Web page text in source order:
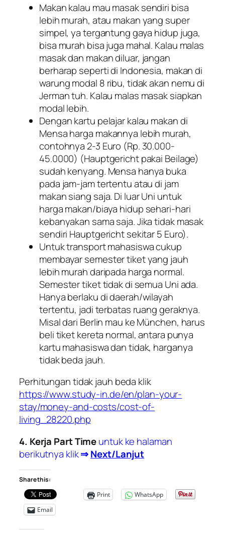
Makan kalau mau masak sendiri bisa
lebih murah, atau makan yang super
simpel, ya tergantung gaya hidup juga,
bisa murah bisa juga mahal. Kalau malas
masak dan makan diluar, jangan
berharap seperti di Indonesia, makan di
warung modal 8 ribu, tidak akan nemu di
Jerman tuh. Kalau malas masak siapkan
modal lebih.
Dengan kartu pelajar kalau makan di
Mensa harga makannya lebih murah,
contohnya 2-3 Euro (Rp. 30.000-
45.0000) (Hauptgericht pakai Beilage)
sudah kenyang. Mensa hanya buka
pada jam-jam tertentu atau di jam
makan siang saja. Di luar Uni untuk
harga makan/biaya hidup sehari-hari
kebanyakan sama saja. Jika tidak masak
sendiri Hauptgericht sekitar 5 Euro).
Untuk transport mahasiswa cukup
membayar semester tiket yang jauh
lebih murah daripada harga normal.
Semester tiket tidak di semua Uni ada.
Hanya berlaku di daerah/wilayah
tertentu, jadi terbatas ruang geraknya.
Misal dari Berlin mau ke München, harus
beli tiket kereta normal, antara punya
kartu mahasiswa dan tidak, harganya
tidak beda jauh.
Perhitungan tidak jauh beda klik
https://www.study-in.de/en/plan-your-
stay/money-and-costs/cost-of-
living_28220.php
4. Kerja Part Timeuntuk ke halaman
berikutnya klik⇒Next/Lanjut
Share this:
Print
WhatsApp
Email